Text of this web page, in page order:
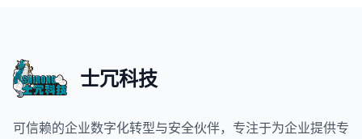
士冗科技
可信赖的企业数字化转型与安全伙伴，专注于为企业提供专